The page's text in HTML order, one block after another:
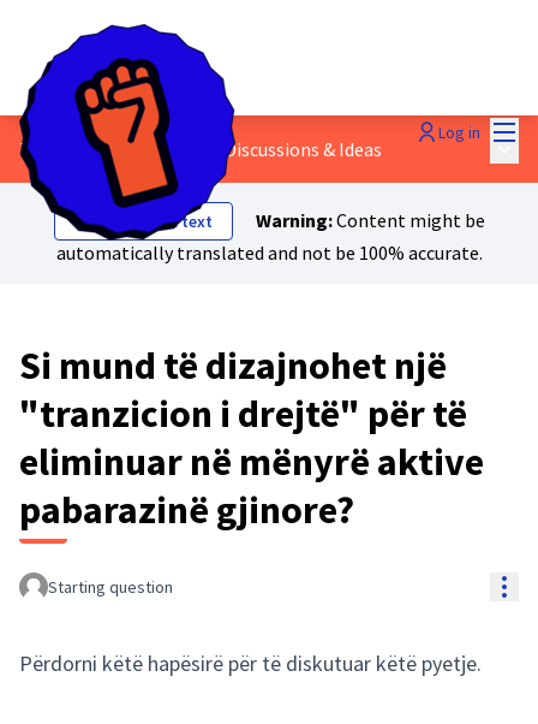
Log in
7 - Të drejtat e grave 💬 Discussions & Ideas Main
Show original text Warning:Content might be
automatically translated and not be 100% accurate.
Si mund të dizajnohet një
"tranzicion i drejtë" për të
eliminuar në mënyrë aktive
pabarazinë gjinore?
Starting question
Përdorni këtë hapësirë për të diskutuar këtë pyetje.